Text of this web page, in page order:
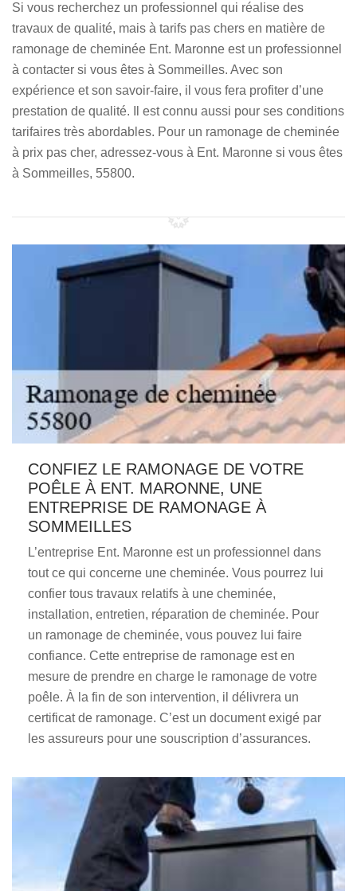
Si vous recherchez un professionnel qui réalise des
travaux de qualité, mais à tarifs pas chers en matière de
ramonage de cheminée Ent. Maronne est un professionnel
à contacter si vous êtes à Sommeilles. Avec son
expérience et son savoir-faire, il vous fera profiter d’une
prestation de qualité. Il est connu aussi pour ses conditions
tarifaires très abordables. Pour un ramonage de cheminée
à prix pas cher, adressez-vous à Ent. Maronne si vous êtes
à Sommeilles, 55800.
CONFIEZ LE RAMONAGE DE VOTRE
POÊLE À ENT. MARONNE, UNE
ENTREPRISE DE RAMONAGE À
SOMMEILLES
L’entreprise Ent. Maronne est un professionnel dans
tout ce qui concerne une cheminée. Vous pourrez lui
confier tous travaux relatifs à une cheminée,
installation, entretien, réparation de cheminée. Pour
un ramonage de cheminée, vous pouvez lui faire
confiance. Cette entreprise de ramonage est en
mesure de prendre en charge le ramonage de votre
poêle. À la fin de son intervention, il délivrera un
certificat de ramonage. C’est un document exigé par
les assureurs pour une souscription d’assurances.